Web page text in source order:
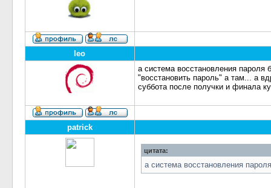
leo
а система восстановления
"восстановить пароль" а там... а
суббота после получки и финала
patrick
цитата:
а система восстановления